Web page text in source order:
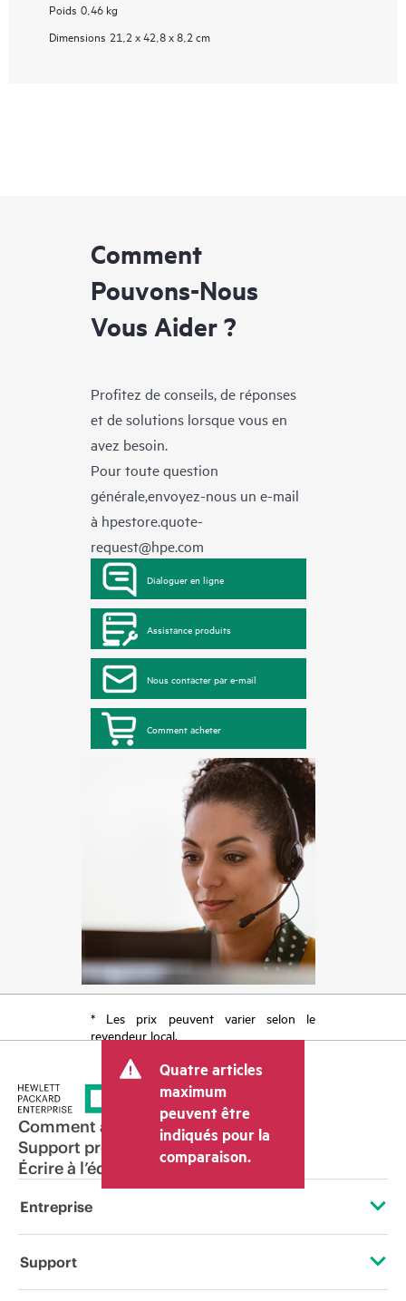
Poids 0,46 kg
Dimensions 21,2 x 42,8 x 8,2 cm
Comment
Pouvons-Nous
Vous Aider ?
Profitez de conseils, de réponses
et de solutions lorsque vous en
avez besoin.
Pour toute question
générale,envoyez-nous un e-mail
à hpestore.quote-
request@hpe.com
Dialoguer en ligne
Assistance produits
Nous contacter par e-mail
Comment acheter
* Les prix peuvent varier selon le
revendeur local.
Quatre articles
maximum
peuvent être
indiqués pour la
comparaison.
Comment acheter
Support produit
Écrire à l’équipe commerciale
Entreprise
À propos de HPE
Support